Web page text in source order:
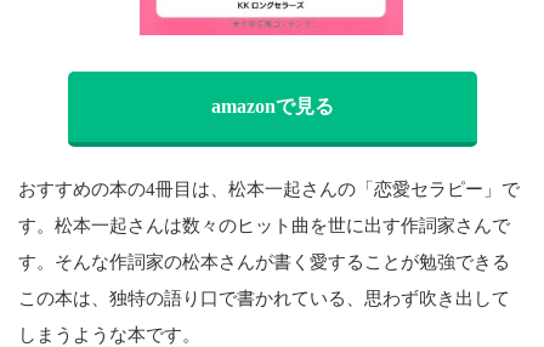
amazonで見る
おすすめの本の4冊目は、松本一起さんの「恋愛セラピー」で
す。松本一起さんは数々のヒット曲を世に出す作詞家さんで
す。そんな作詞家の松本さんが書く愛することが勉強できる
この本は、独特の語り口で書かれている、思わず吹き出して
しまうような本です。